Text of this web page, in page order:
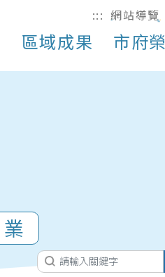
::: 網站導覽
區域成果 市府
業